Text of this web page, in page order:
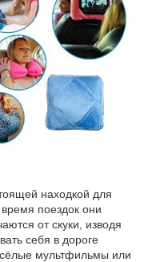
находкой для
поездок они
от скуки, изводя
себя в дороге
мультфильмы или